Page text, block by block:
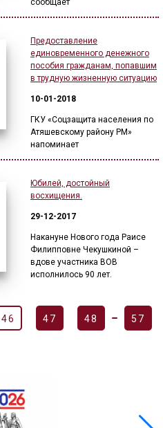
сообщает
Предоставление
единовременного денежного
пособия гражданам, попавшим
в трудную жизненную ситуацию
10-01-2018
ГКУ «Соцзащита населения по
Атяшевскому району РМ»
напоминает
Юбилей, достойный
восхищения.
29-12-2017
Накануне Нового года Раисе
Филипповне Чекушкиной –
вдове участника ВОВ
исполнилось 90 лет.
46 47 48 57